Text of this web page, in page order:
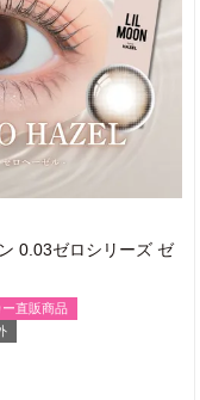
0.03ゼロシリーズ ゼ
ー直販商品